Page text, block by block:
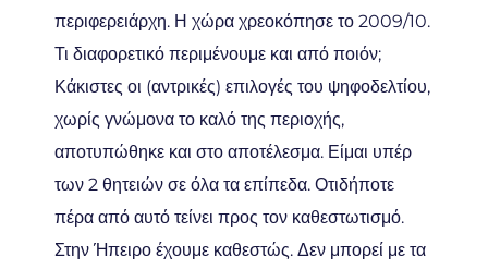
περιφερειάρχη. Η χώρα χρεοκόπησε το 2009/10.
Τι διαφορετικό περιμένουμε και από ποιόν;
Κάκιστες οι (αντρικές) επιλογές του ψηφοδελτίου,
χωρίς γνώμονα το καλό της περιοχής,
αποτυπώθηκε και στο αποτέλεσμα. Είμαι υπέρ
των 2 θητειών σε όλα τα επίπεδα. Οτιδήποτε
πέρα από αυτό τείνει προς τον καθεστωτισμό.
Στην Ήπειρο έχουμε καθεστώς. Δεν μπορεί με τα